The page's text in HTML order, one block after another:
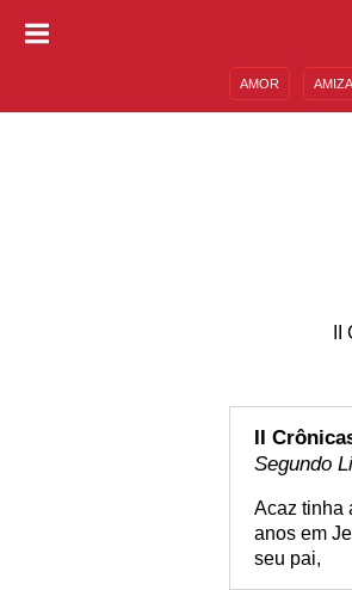
AMOR
II
Segundo
Acaz tinha
anos em
seu pai,